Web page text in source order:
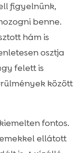
figyelnünk,
benne.
hám is
osztja
felett is
között
fontos.
ellátott